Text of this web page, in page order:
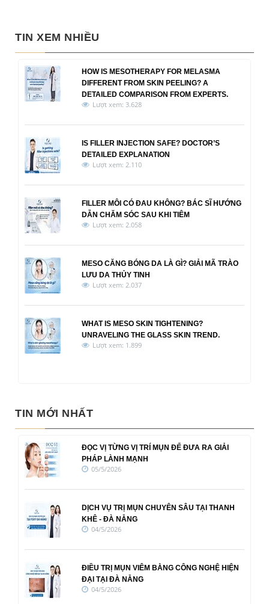
TIN XEM NHIỀU
HOW IS MESOTHERAPY FOR MELASMA
DIFFERENT FROM SKIN PEELING? A
DETAILED COMPARISON FROM EXPERTS.
Lượt xem: 3.628
IS FILLER INJECTION SAFE? DOCTOR’S
DETAILED EXPLANATION
Lượt xem: 2.110
FILLER MÔI CÓ ĐAU KHÔNG? BÁC SĨ HƯỚNG
DẪN CHĂM SÓC SAU KHI TIÊM
Lượt xem: 2.058
MESO CĂNG BÓNG DA LÀ GÌ? GIẢI MÃ TRÀO
LƯU DA THỦY TINH
Lượt xem: 2.037
WHAT IS MESO SKIN TIGHTENING?
UNRAVELING THE GLASS SKIN TREND.
Lượt xem: 1.899
TIN MỚI NHẤT
ĐỌC VỊ TỪNG VỊ TRÍ MỤN ĐỂ ĐƯA RA GIẢI
PHÁP LÀNH MẠNH
05/5/2026
DỊCH VỤ TRỊ MỤN CHUYÊN SÂU TẠI THANH
KHÊ - ĐÀ NẴNG
04/5/2026
ĐIỀU TRỊ MỤN VIÊM BẰNG CÔNG NGHỆ HIỆN
ĐẠI TẠI ĐÀ NẴNG
04/5/2026